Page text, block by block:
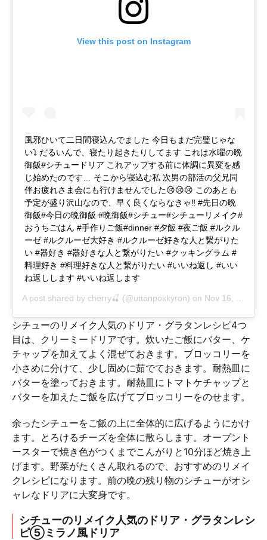
View this post on Instagram
風邪ひいて二日間寝込んでました 今日もまだ完璧じゃな
い⤵️ だるいんで、寝たり起きたりしてます これは水曜の晩
御飯#シチュードリア これアップする前に体調に異変を感
じ始めたのです… そこから寝込む私 次男の部活の父兄同
伴お疲れさま会にも行けませんでした😢😢😢 このあとも
予定が盛り沢山なので、早く良くならなきゃ‼️ #先日の晩
御飯#今日の晩御飯 #晩御飯#シチュー#シチューリメイク#
おうちごはん #手作りご飯#dinner #夕飯 #夜ご飯 #ルクル
ーゼ #ルクルーゼ大好き #ルクルーゼ好きな人と繋がりた
い #器好き #器好きな人と繋がりたい #クッキングラム #
料理好き #料理好きな人と繋がりたい #いいね返し #いい
ね返しします #いいね返します
A post shared by cherry🍒 (@uttanpokkyron) on Nov 16, 2018 at 9:53pm PST
シチューのリメイク人気のドリア・グラタンレシピ4つ
目は、クリーミードリアです。炊いたご飯にバター、ケ
チャップを加えてよく混ぜておきます。ブロッコリーを
小さめに分けて、少し固めに茹でておきます。耐熱皿に
バターを塗っておきます。耐熱皿にトマトケチャップと
バターを加えたご飯を広げてブロッコリーをのせます。
余ったシチューをご飯の上に全体的に広げるようにかけ
ます。とろけるチーズを全体に散らします。オーブント
ースターで焼き色がつくまでこんがりと10分ほど焼き上
げます。野菜がたくさん取れるので、おすすめのリメイ
クレシピになります。前の晩の残り物のシチューがオシ
ャレなドリアに大変身です。
シチューのリメイク人気のドリア・グラタンレシ
ピ⑤ミラノ風ドリア